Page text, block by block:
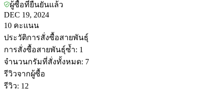
ผู้ซื้อที่ยืนยันแล้ว
DEC 19, 2024
10 คะแนน
ประวัติการสั่งซื้อสายพันธุ์
การสั่งซื้อสายพันธุ์ซ้ำ: 1
จำนวนกรัมที่สั่งทั้งหมด: 7
รีวิวจากผู้ซื้อ
รีวิว: 12